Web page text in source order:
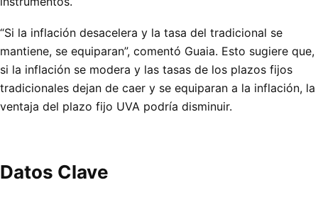
“Si la inflación desacelera y la tasa del tradicional se
mantiene, se equiparan”, comentó Guaia. Esto sugiere que,
si la inflación se modera y las tasas de los plazos fijos
tradicionales dejan de caer y se equiparan a la inflación, la
ventaja del plazo fijo UVA podría disminuir.
Datos Clave